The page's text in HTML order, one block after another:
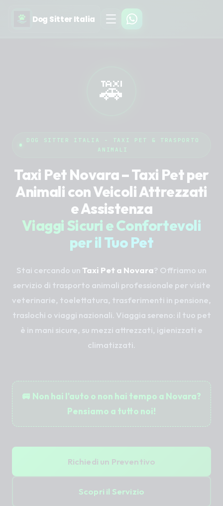
Dog Sitter Italia
🚕
DOG SITTER ITALIA - TAXI PET & TRASPORTO
ANIMALI
Taxi Pet Novara – Taxi Pet per
Animali con Veicoli Attrezzati
e Assistenza
Viaggi Sicuri e Confortevoli
per il Tuo Pet
Stai cercando unTaxi Pet a Novara? Offriamo un
servizio di trasporto animali professionale per visite
veterinarie, toelettatura, trasferimenti in pensione,
traslochi o viaggi nazionali. Viaggia sereno: il tuo pet
è in mani sicure, su mezzi attrezzati, igienizzati e
climatizzati.
🚐 Non hai l'auto o non hai tempo a Novara?
Pensiamo a tutto noi!
Richiedi un Preventivo
Scopri il Servizio